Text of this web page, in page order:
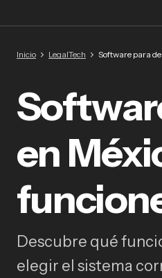
Inteligencia artificial
familiar: casos de
Inicio LegalTech Software para
en
Descubre qué
elegir el sistema